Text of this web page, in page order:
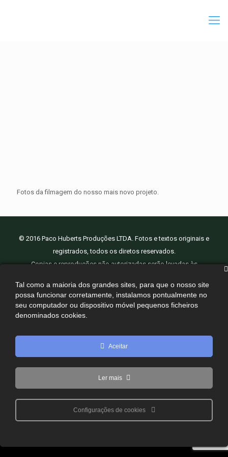
Fotos da filmagem do nosso mais novo projeto.
© 2016 Paco Huberts Produções LTDA. Fotos e textos originais e
registrados, todos os diretos reservados.
Copias e reproduções não autorizadas serão levadas às
Desenvolvido porSENI web
Tal como a maioria dos grandes sites, para que o nosso site
possa funcionar corretamente, instalamos pontualmente no
seu computador ou dispositivo móvel pequenos ficheiros
denominados cookies.
Aceitar
Ler mais
Configurações de cookies